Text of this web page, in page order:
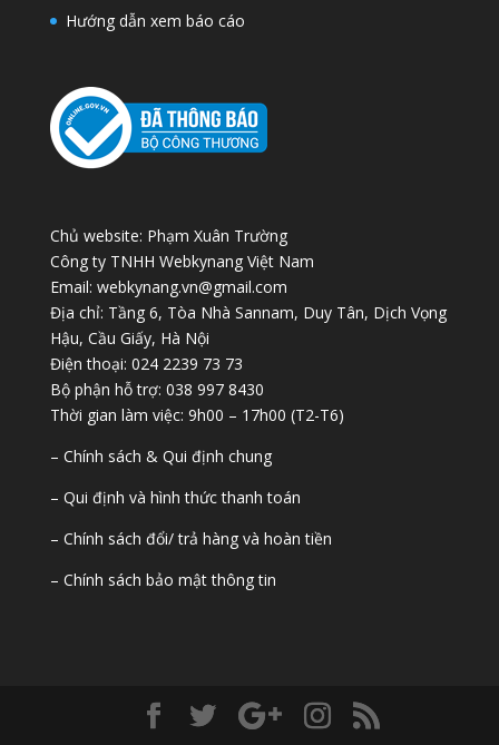
Hướng dẫn xem báo cáo
Chủ website: Phạm Xuân Trường
Công ty TNHH Webkynang Việt Nam
Email: webkynang.vn@gmail.com
Địa chỉ: Tầng 6, Tòa Nhà Sannam, Duy Tân, Dịch Vọng
Hậu, Cầu Giấy, Hà Nội
Điện thoại: 024 2239 73 73
Bộ phận hỗ trợ: 038 997 8430
Thời gian làm việc: 9h00 – 17h00 (T2-T6)
– Chính sách & Qui định chung
– Qui định và hình thức thanh toán
– Chính sách đổi/ trả hàng và hoàn tiền
– Chính sách bảo mật thông tin